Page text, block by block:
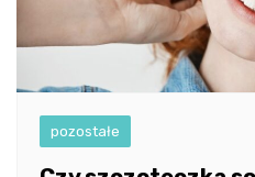
pozostałe